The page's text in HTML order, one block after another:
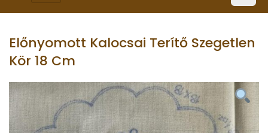
Előnyomott Kalocsai Terítő Szegetlen
Kör 18 Cm